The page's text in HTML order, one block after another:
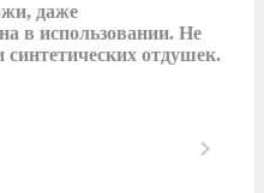
даже
в использовании. Не
синтетических отдушек.